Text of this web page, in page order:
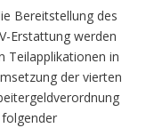
Bereitstellung des
Erstattung werden
Teilapplikationen in
der vierten